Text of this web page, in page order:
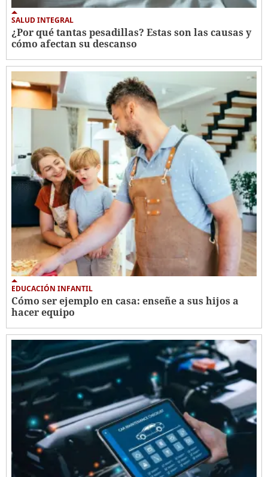
SALUD INTEGRAL
¿Por qué tantas pesadillas? Estas son las causas y
cómo afectan su descanso
EDUCACIÓN INFANTIL
Cómo ser ejemplo en casa: enseñe a sus hijos a
hacer equipo